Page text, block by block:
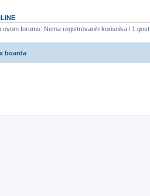
ovom forumu: Nema registrovanih korisnika i 1 gost
boarda